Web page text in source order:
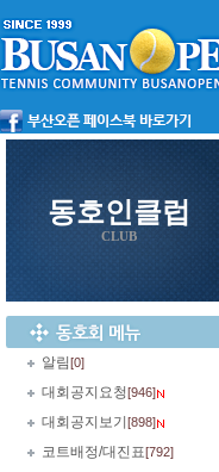
동호인클럽
CLUB
알림[0]
대회공지요청[946]
대회공지보기 [898]
코트배정/대진표[792]